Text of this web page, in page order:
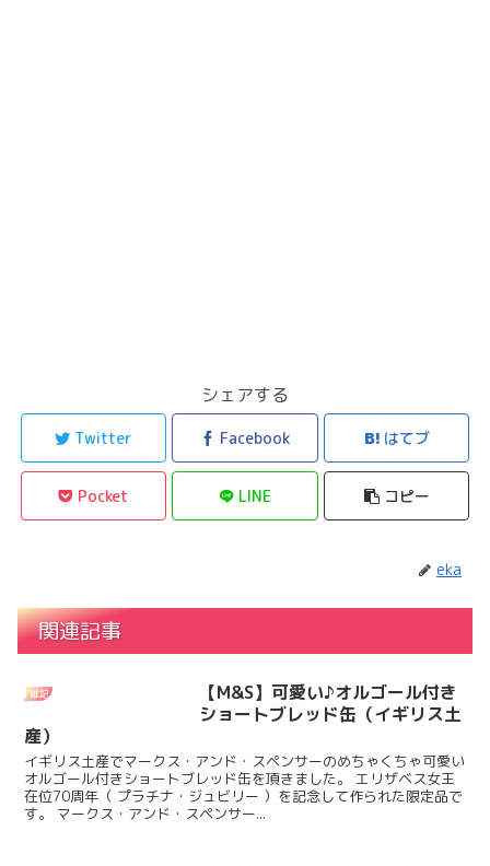
シェアする
Twitter Facebook はてブ
Pocket LINE コピー
eka
関連記事
雑記
【M&S】可愛い♪オルゴール付き
ショートブレッド缶（イギリス土
産）
イギリス土産でマークス・アンド・スペンサーのめちゃくちゃ可愛い
オルゴール付きショートブレッド缶を頂きました。 エリザベス女王
在位70周年（ プラチナ・ジュビリー ）を記念して作られた限定品で
す。 マークス・アンド・スペンサー...